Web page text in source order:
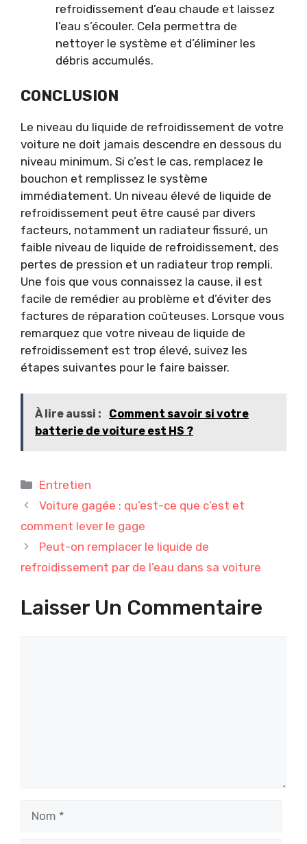
refroidissement d’eau chaude et laissez
l’eau s’écouler. Cela permettra de
nettoyer le système et d’éliminer les
débris accumulés.
CONCLUSION
Le niveau du liquide de refroidissement de votre
voiture ne doit jamais descendre en dessous du
niveau minimum. Si c’est le cas, remplacez le
bouchon et remplissez le système
immédiatement. Un niveau élevé de liquide de
refroidissement peut être causé par divers
facteurs, notamment un radiateur fissuré, un
faible niveau de liquide de refroidissement, des
pertes de pression et un radiateur trop rempli.
Une fois que vous connaissez la cause, il est
facile de remédier au problème et d’éviter des
factures de réparation coûteuses. Lorsque vous
remarquez que votre niveau de liquide de
refroidissement est trop élevé, suivez les
étapes suivantes pour le faire baisser.
À lire aussi :
Comment savoir si votre
batterie de voiture est HS ?
Catégories
Entretien
Voiture gagée : qu’est-ce que c’est et
comment lever le gage
Peut-on remplacer le liquide de
refroidissement par de l’eau dans sa voiture
Laisser Un Commentaire